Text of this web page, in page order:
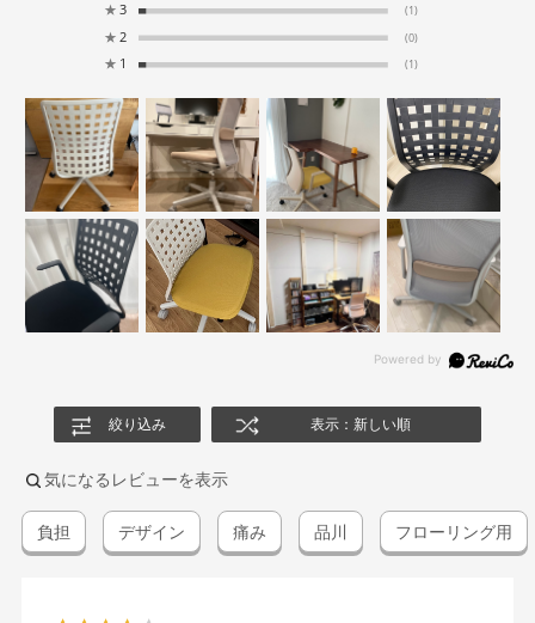
★ 3 (1)
★ 2 (0)
★ 1 (1)
絞り込み 表示：新しい順
気になるレビューを表示
負担 デザイン 痛み 品川 フローリング用